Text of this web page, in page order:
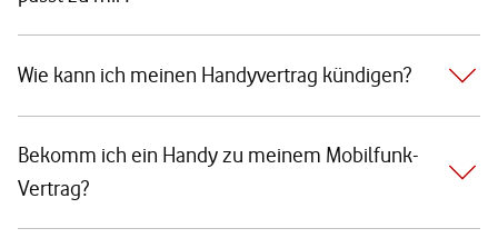
Wie kann ich meinen Handyvertrag kündigen?
Bekomm ich ein Handy zu meinem Mobilfunk-
Vertrag?